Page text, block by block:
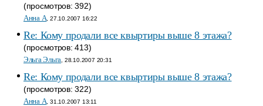
(просмотров: 392)
Анна A , 27.10.2007 16:22
Re: Кому продали все квыртиры выше 8 этажа?
(просмотров: 413)
Эльга Эльга , 28.10.2007 20:31
Re: Кому продали все квыртиры выше 8 этажа?
(просмотров: 322)
Анна A , 31.10.2007 13:11